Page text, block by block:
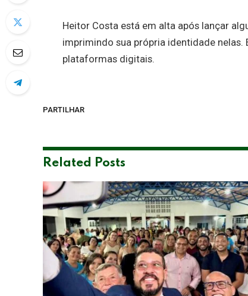
Heitor Costa está em alta após lançar
imprimindo sua própria identidade
plataformas digitais.
PARTILHAR
Related Posts